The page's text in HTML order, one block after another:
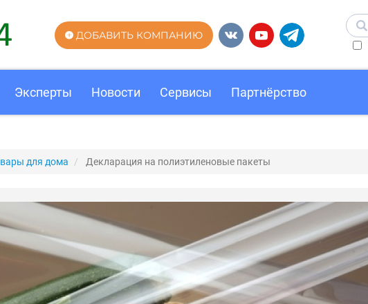
ДОБАВИТЬ КОМПАНИЮ
Эксперты Новости Сервисы Партнёрство
для дома Декларация на полиэтиленовые пакеты